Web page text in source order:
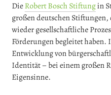
DieRobert Bosch Stiftungin
großen deutschen
wieder gesellschaftliche
Förderungen begleitet haben.
Entwicklung von
Identität – bei einem großen
Eigensinne.